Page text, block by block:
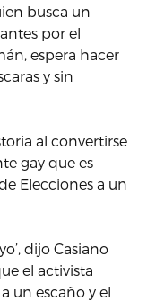
busca un
por el
espera hacer
y sin
al convertirse
gay que es
Elecciones a un
dijo Casiano
el activista
un escaño y el